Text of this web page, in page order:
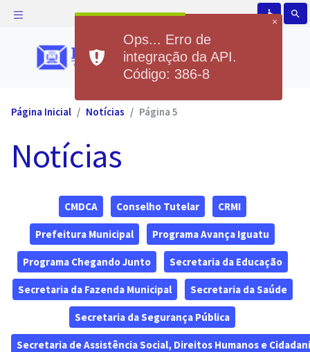
accessible search
Página Inicial Notícias Página 5
Notícias
CMDCA Conselho Tutelar CRMI
Prefeitura Municipal Programa Avança Iguatu
Programa Chegando Junto Secretaria da Educação
Secretaria da Fazenda Municipal Secretaria da Saúde
Secretaria da Segurança Pública
Secretaria de Assistência Social, Direitos Humanos e
×
Ops... Erro de
integração da API.
Código: 386-8